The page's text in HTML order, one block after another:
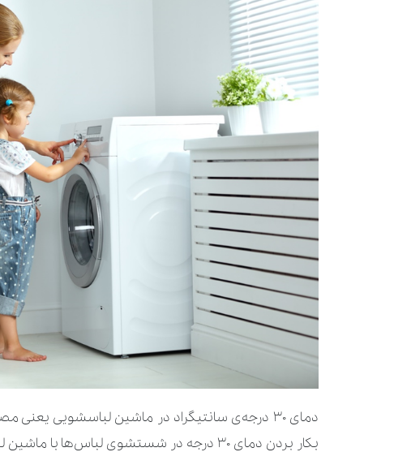
دمای ۳۰ درجه‌ی سانتیگراد در ماشین لباسشویی
بکار بردن دمای ۳۰ درجه در شستشوی لباس‌ها